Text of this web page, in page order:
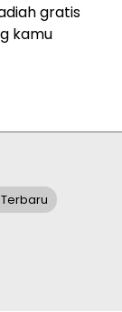
gratis
kamu